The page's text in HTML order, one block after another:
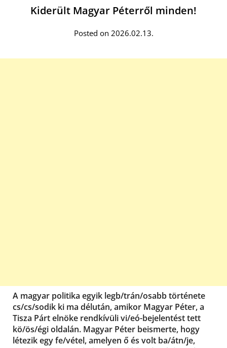
Kiderült Magyar Péterről minden!
Posted on 2026.02.13.
A magyar politika egyik legb/trán/osabb története
cs/cs/sodik ki ma délután, amikor Magyar Péter, a
Tisza Párt elnöke rendkívüli vi/eó-bejelentést tett
kö/ös/égi oldalán. Magyar Péter beismerte, hogy
létezik egy fe/vétel, amelyen ő és volt ba/átn/je,